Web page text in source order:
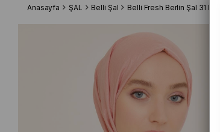
Anasayfa ŞAL Belli Şal Belli Fresh Berlin Şal 31